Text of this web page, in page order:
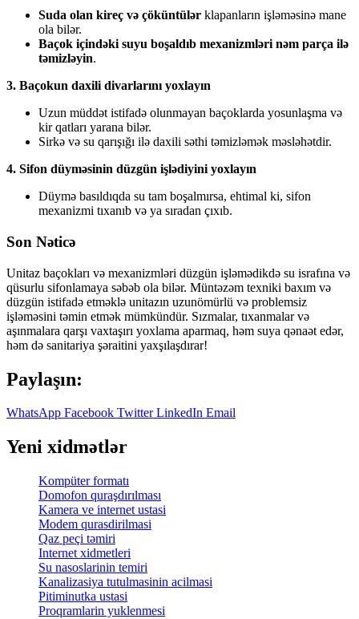
Suda olan kireç və çöküntülər klapanların işləməsinə mane
ola bilər.
Baçok içindəki suyu boşaldıb mexanizmləri nəm parça ilə
təmizləyin.
3. Baçokun daxili divarlarını yoxlayın
Uzun müddət istifadə olunmayan baçoklarda yosunlaşma və
kir qatları yarana bilər.
Sirkə və su qarışığı ilə daxili səthi təmizləmək məsləhətdir.
4. Sifon düyməsinin düzgün işlədiyini yoxlayın
Düymə basıldıqda su tam boşalmırsa, ehtimal ki, sifon
mexanizmi tıxanıb və ya sıradan çıxıb.
Son Nəticə
Unitaz baçokları və mexanizmləri düzgün işləmədikdə su israfına və
qüsurlu sifonlamaya səbəb ola bilər. Müntəzəm texniki baxım və
düzgün istifadə etməklə unitazın uzunömürlü və problemsiz
işləməsini təmin etmək mümkündür. Sızmalar, tıxanmalar və
aşınmalara qarşı vaxtaşırı yoxlama aparmaq, həm suya qənaət edər,
həm də sanitariya şəraitini yaxşılaşdırar!
Paylaşın:
WhatsApp Facebook TwitterLinkedIn Email
Yeni xidmətlər
Kompüter formatı
Domofon quraşdırılması
Kamera ve internet ustasi
Modem qurasdirilmasi
Qaz peçi təmiri
Internet xidmetleri
Su nasoslarinin temiri
Kanalizasiya tutulmasinin acilmasi
Pitiminutka ustasi
Proqramlarin yuklenmesi